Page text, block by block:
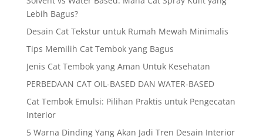
Lebih Bagus?
Desain Cat Tekstur untuk Rumah Mewah Minimalis
Tips Memilih Cat Tembok yang Bagus
Jenis Cat Tembok yang Aman Untuk Kesehatan
PERBEDAAN CAT OIL-BASED DAN WATER-BASED
Cat Tembok Emulsi: Pilihan Praktis untuk Pengecatan
Interior
5 Warna Dinding Yang Akan Jadi Tren Desain Interior